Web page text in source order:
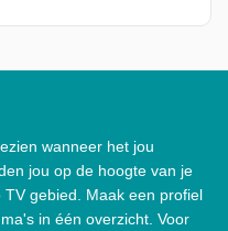
wanneer het jou
jou op de hoogte van je
gebied. Maak een profiel
in één overzicht. Voor